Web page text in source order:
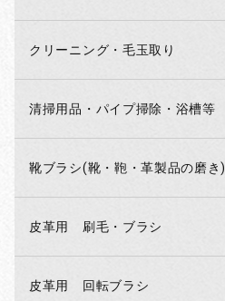
クリーニング・毛玉取り
清掃用品・パイプ掃除・浴槽等
靴ブラシ(靴・鞄・革製品の磨き)
皮革用 刷毛・ブラシ
皮革用 回転ブラシ